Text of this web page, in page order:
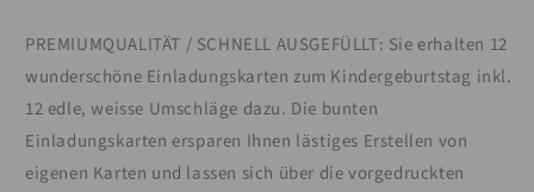
PREMIUMQUALITÄT / SCHNELL AUSGEFÜLLT: Sie erhalten 12
wunderschöne Einladungskarten zum Kindergeburtstag inkl.
12 edle, weisse Umschläge dazu. Die bunten
Einladungskarten ersparen Ihnen lästiges Erstellen von
eigenen Karten und lassen sich über die vorgedruckten